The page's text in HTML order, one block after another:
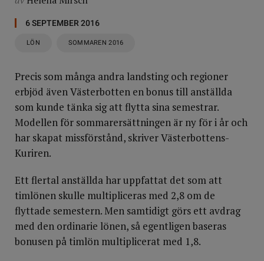
6 SEPTEMBER 2016
LÖN SOMMAREN 2016
Precis som många andra landsting och regioner
erbjöd även Västerbotten en bonus till anställda
som kunde tänka sig att flytta sina semestrar.
Modellen för sommarersättningen är ny för i år och
har skapat missförstånd, skriver Västerbottens-
Kuriren.
Ett flertal anställda har uppfattat det som att
timlönen skulle multipliceras med 2,8 om de
flyttade semestern. Men samtidigt görs ett avdrag
med den ordinarie lönen, så egentligen baseras
bonusen på timlön multiplicerat med 1,8.